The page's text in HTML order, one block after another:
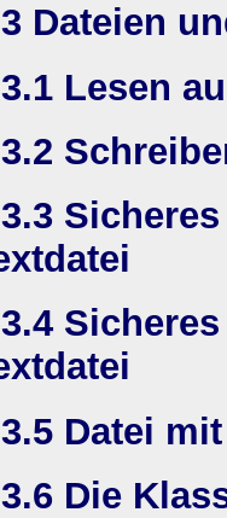
Dateien
Lesen
Datei
Die